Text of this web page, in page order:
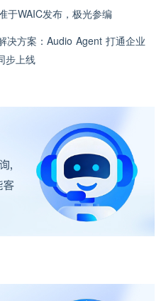
于WAIC发布，极光参编
决方案：Audio Agent 打通企业
步上线